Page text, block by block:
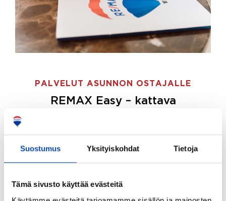
Suostumus Yksityiskohdat Tietoja
Tämä sivusto käyttää evästeitä
PALVELUT ASUNNON OSTAJALLE
REMAX Easy – kattava
ostajille.
Tee ostotoimeksianto ja etsimme juuri